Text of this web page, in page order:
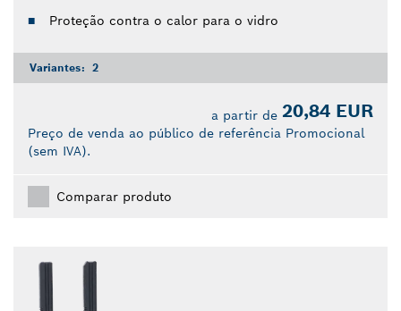
Proteção contra o calor para o vidro
Variantes: 2
a partir de 20,84 EUR
Preço de venda ao público de referência Promocional
(sem IVA).
Comparar produto